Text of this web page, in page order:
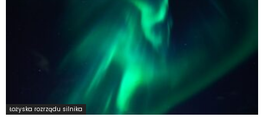
Łożyska rozrządu silnika